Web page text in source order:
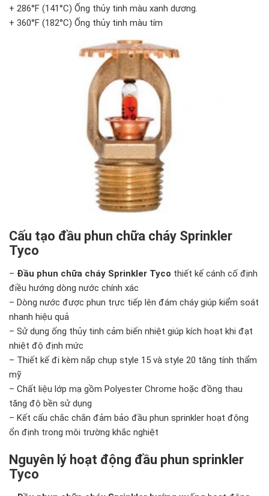
+ 286°F (141°C) Ống thủy tinh màu xanh dương.
+ 360°F (182°C) Ống thủy tinh màu tím
Cấu tạo đầu phun chữa cháy Sprinkler
Tyco
– Đầu phun chữa cháy Sprinkler Tyco thiết kế cánh cố định
điều hướng dòng nước chính xác
– Dòng nước được phun trực tiếp lên đám cháy giúp kiểm soát
nhanh hiệu quả
– Sử dụng ống thủy tinh cảm biến nhiệt giúp kích hoạt khi đạt
nhiệt độ định mức
– Thiết kế đi kèm nắp chụp style 15 và style 20 tăng tính thẩm
mỹ
– Chất liệu lớp mạ gồm Polyester Chrome hoặc đồng thau
tăng độ bền sử dụng
– Kết cấu chắc chắn đảm bảo đầu phun sprinkler hoạt động
ổn định trong môi trường khắc nghiệt
Nguyên lý hoạt động đầu phun sprinkler
Tyco